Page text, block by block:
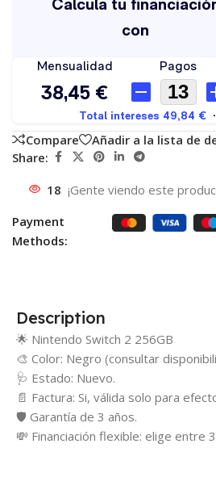
Compare
Añadir a la lista de
Share:
18 ¡Gente viendo este
Payment
Methods:
Description
🌟 Nintendo Switch 2 256GB
🎨 Color: Negro (consultar
🩺 Estado: Nuevo.
📄 Factura: Si, válida solo para
🛡️ Garantía de 3 años.
💸 Financiación flexible: elige entre